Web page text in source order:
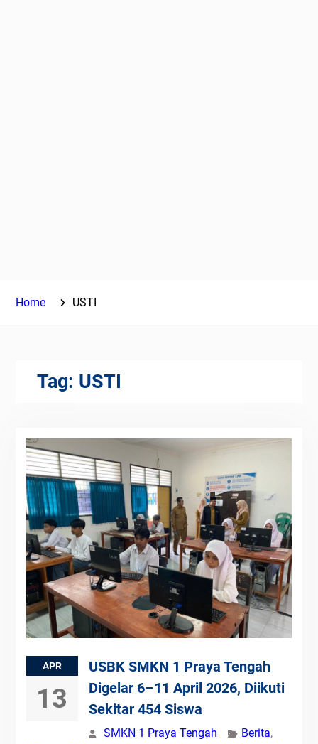
Home USTI
Tag: USTI
APR
13
USBK SMKN 1 Praya Tengah
Digelar 6–11 April 2026, Diikuti
Sekitar 454 Siswa
SMKN 1 Praya Tengah Berita,